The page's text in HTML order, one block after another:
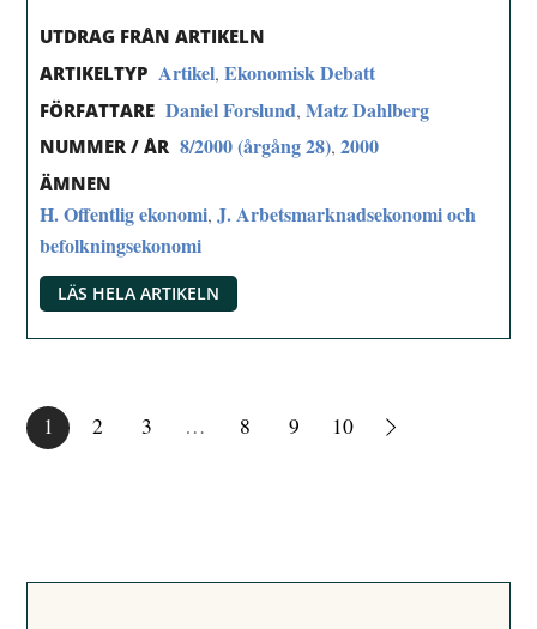
UTDRAG FRÅN ARTIKELN
ARTIKELTYP Artikel,Ekonomisk Debatt
FÖRFATTARE Daniel Forslund,Matz Dahlberg
NUMMER / ÅR 8/2000 (årgång 28),2000
ÄMNEN
H. Offentlig ekonomi,J. Arbetsmarknadsekonomi och
befolkningsekonomi
LÄS HELA ARTIKELN
1 2 3 … 8 9 10